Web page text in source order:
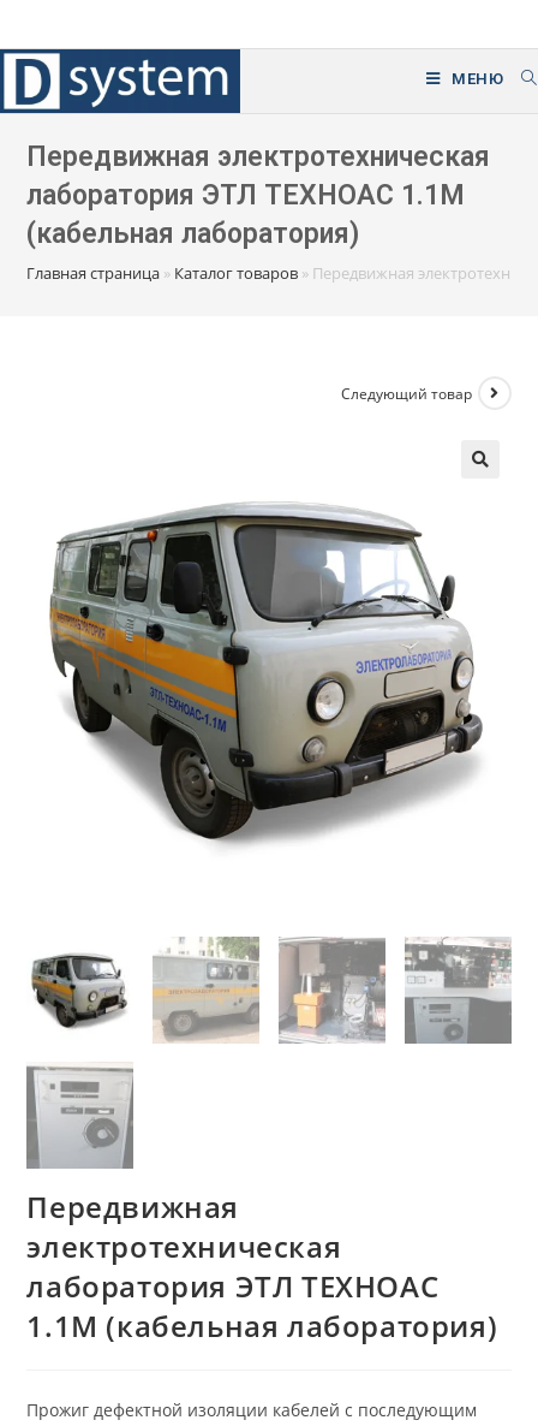
к
содержимому
МЕНЮ
Передвижная электротехническая
лаборатория ЭТЛ ТЕХНОАС 1.1М
(кабельная лаборатория)
Главная страница » Каталог товаров » Передвижная
Следующий товар
Передвижная
электротехническая
лаборатория ЭТЛ ТЕХНОАС
1.1М (кабельная лаборатория)
Прожиг дефектной изоляции кабелей с последующим